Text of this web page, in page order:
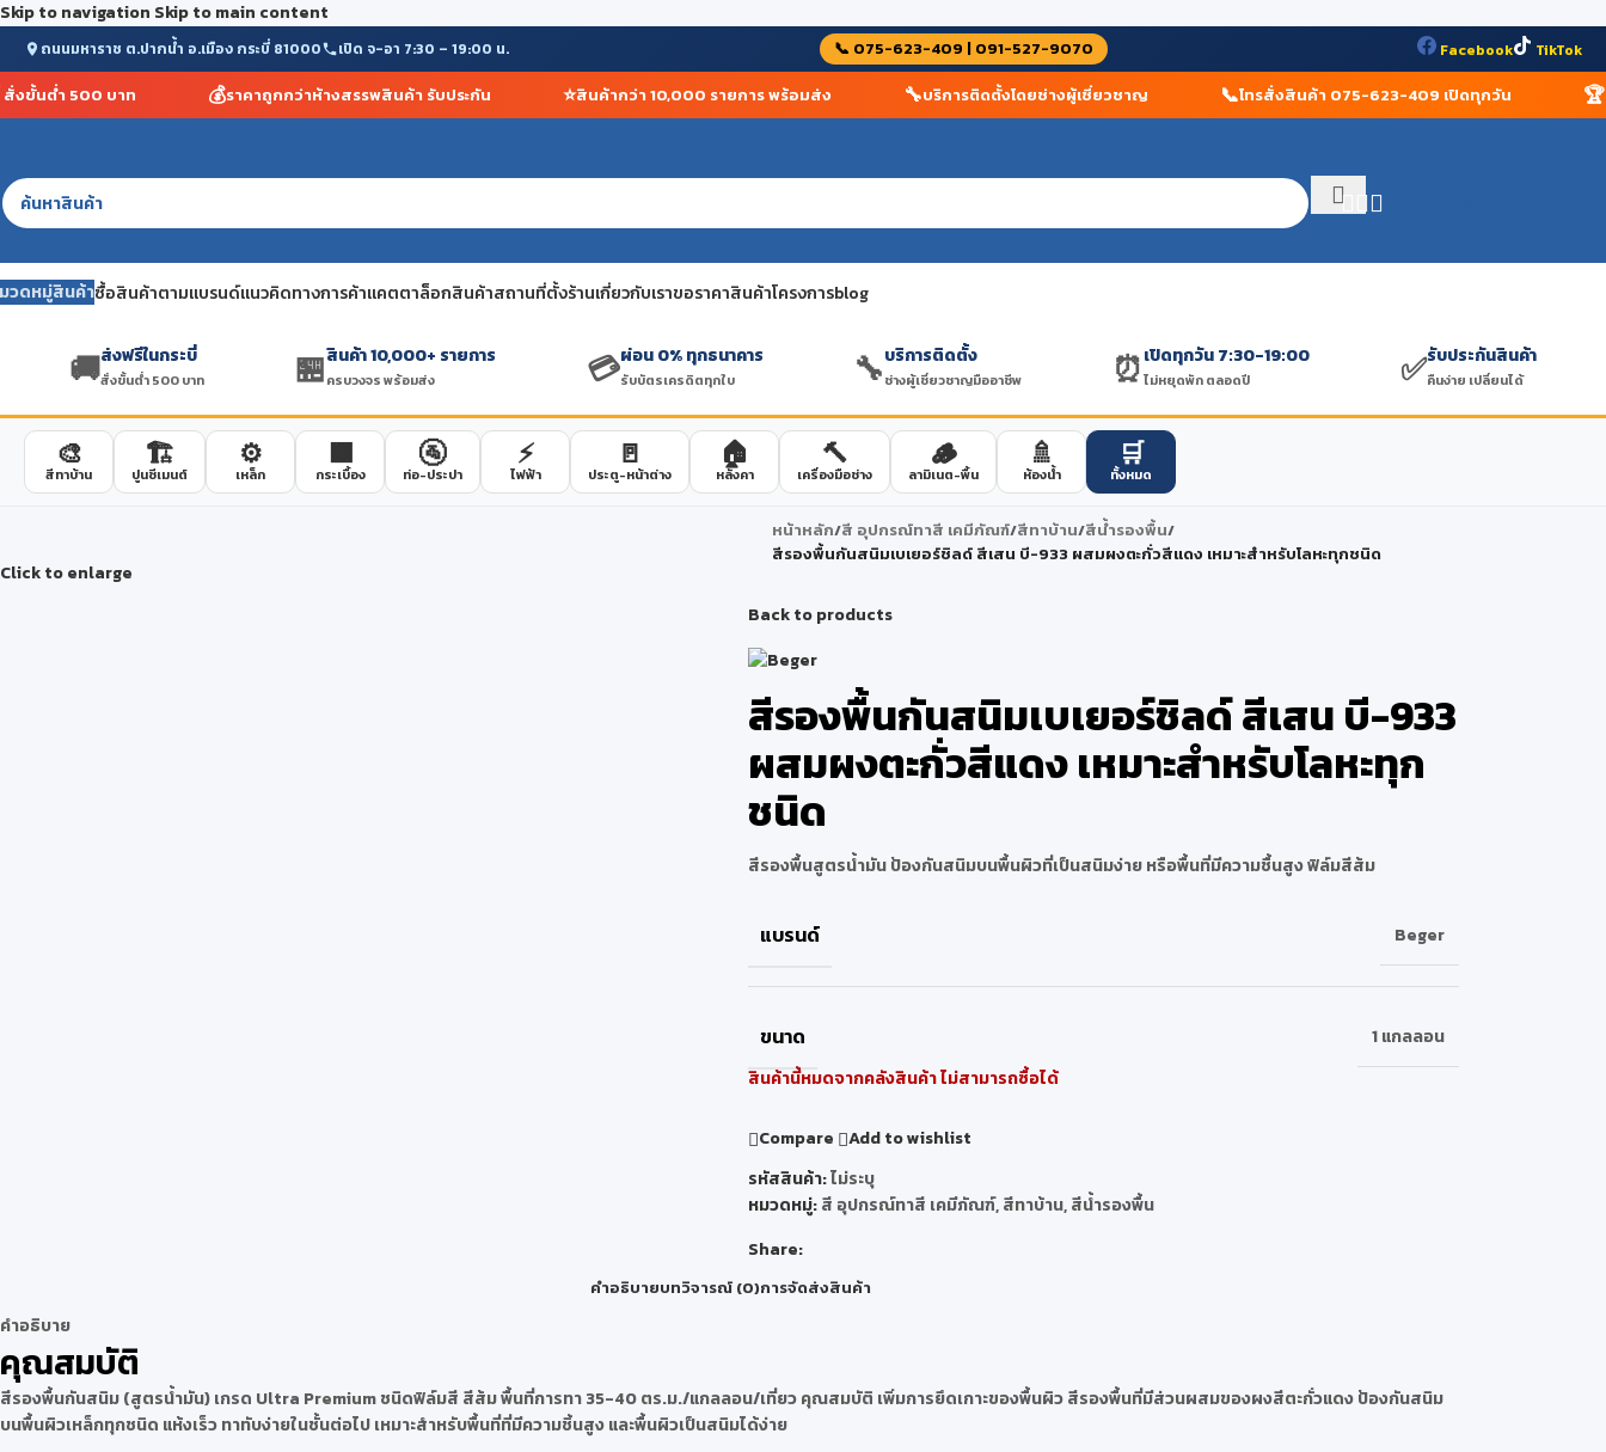
Skip to navigation Skip to main content
ถนนมหาราช ต.ปากน้ำ อ.เมือง กระบี่ 81000 เปิด จ-อา 7:30 – 19:00 น. 📞 075-623-409 | 091-527-9070 Facebook TikTok
นต่ำ 500 บาท ราคาถูกกว่าห้างสรรพสินค้า รับประกัน สินค้ากว่า 10,000 รายการ พร้อมส่ง บริการติดตั้งโดยช่างผู้เชี่ยวชาญ โทรสั่งสินค้า 075-623-409 เปิดทุกวัน ร้
วดหมู่สินค้าซื้อสินค้าตามแบรนด์แนวคิดทางการค้าแคตตาล็อกสินค้าสถานที่ตั้งร้านเกี่ยวกับเราขอราคาสินค้าโครงการblog
🚚ส่งฟรีในกระบี่
สั่งขั้นต่ำ 500 บาท 🏪สินค้า 10,000+ รายการ
ครบวงจร พร้อมส่ง 💳ผ่อน 0% ทุกธนาคาร
รับบัตรเครดิตทุกใบ 🔧บริการติดตั้ง
ช่างผู้เชี่ยวชาญมืออาชีพ ⏰เปิดทุกวัน 7:30-19:00
ไม่หยุดพัก ตลอดปี ✅รับประกันสินค้า
คืนง่าย เปลี่ยนได้
🎨
สีทาบ้าน
🏗️
ปูนซีเมนต์
⚙️
เหล็ก
🟫
กระเบื้อง
🚰
ท่อ-ประปา
⚡
ไฟฟ้า
🚪
ประตู-หน้าต่าง
🏠
หลังคา
🔨
เครื่องมือช่าง
🪵
ลามิเนต-พื้น
🚿
ห้องน้ำ
🛒
ทั้งหมด
Click to enlarge
หน้าหลัก/สี อุปกรณ์ทาสี เคมีภัณฑ์/สีทาบ้าน/สีน้ำรองพื้น/
สีรองพื้นกันสนิมเบเยอร์ชิลด์ สีเสน บี-933 ผสมผงตะกั่วสีแดง เหมาะสำหรับโลหะทุกชนิด
Back to products
สีรองพื้นกันสนิมเบเยอร์ชิลด์ สีเสน บี-933
ผสมผงตะกั่วสีแดง เหมาะสำหรับโลหะทุก
ชนิด
สีรองพื้นสูตรน้ำมัน ป้องกันสนิมบนพื้นผิวที่เป็นสนิมง่าย หรือพื้นที่มีความชื้นสูง ฟิล์มสีส้ม
แบรนด์ Beger
ขนาด
1 แกลลอน
สินค้านี้หมดจากคลังสินค้า ไม่สามารถซื้อได้
Compare
Add to wishlist
รหัสสินค้า:ไม่ระบุ
หมวดหมู่:สี อุปกรณ์ทาสี เคมีภัณฑ์,สีทาบ้าน,สีน้ำรองพื้น
Share:
คำอธิบายบทวิจารณ์ (0)การจัดส่งสินค้า
คำอธิบาย
คุณสมบัติ
สีรองพื้นกันสนิม (สูตรน้ำมัน) เกรด Ultra Premium ชนิดฟิล์มสี สีส้ม พื้นที่การทา 35-40 ตร.ม./แกลลอน/เที่ยว คุณสมบัติ เพิ่มการยึดเกาะของพื้นผิว สีรองพื้นที่มีส่วนผสมของผงสีตะกั่วแดง ป้องกันสนิม
บนพื้นผิวเหล็กทุกชนิด แห้งเร็ว ทาทับง่ายในชั้นต่อไป เหมาะสำหรับพื้นที่ที่มีความชิ้นสูง และพื้นผิวเป็นสนิมได้ง่าย